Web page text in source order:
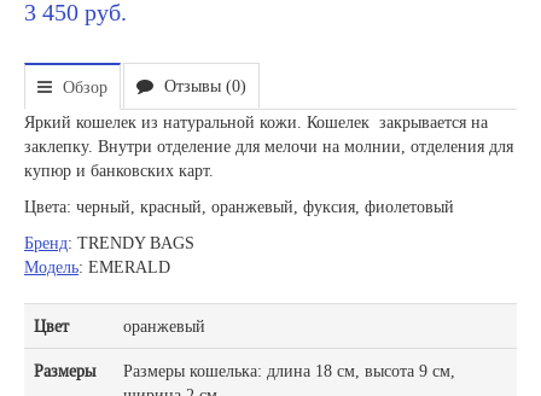
3 450 руб.
Обзор
Отзывы (0)
Яркий кошелек из натуральной кожи. Кошелек закрывается на
заклепку. Внутри отделение для мелочи на молнии, отделения для
купюр и банковских карт.
Цвета: черный, красный, оранжевый, фуксия, фиолетовый
Бренд: TRENDY BAGS
Модель: EMERALD
Цвет оранжевый
Размеры
Размеры кошелька: длина 18 см, высота 9 см,